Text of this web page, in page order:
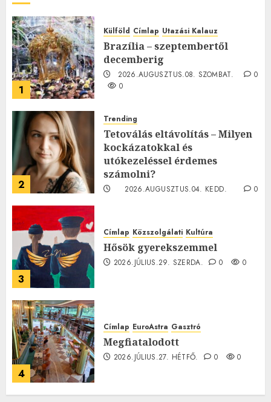
1
Külföld Címlap Utazási Kalauz
Brazília – szeptembertől
decemberig
2026.AUGUSZTUS.08. SZOMBAT.
0
0
2
Trending
Tetoválás eltávolítás – Milyen
kockázatokkal és
utókezeléssel érdemes
számolni?
2026.AUGUSZTUS.04. KEDD.
0
3
Címlap Közszolgálati Kultúra
Hősök gyerekszemmel
2026.JÚLIUS.29. SZERDA. 0 0
4
Címlap EuroAstra Gasztró
Megfiatalodott
2026.JÚLIUS.27. HÉTFŐ. 0 0